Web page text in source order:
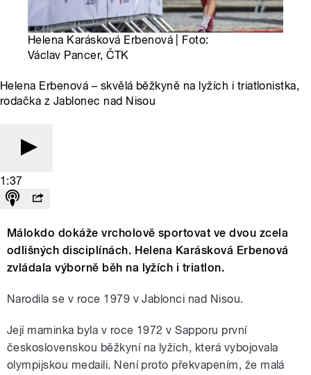
Helena Karásková Erbenová | Foto:
Václav Pancer, ČTK
Helena Erbenová – skvělá běžkyně na lyžích i triatlonistka,
rodačka z Jablonec nad Nisou
1:37
Málokdo dokáže vrcholově sportovat ve dvou zcela
odlišných disciplínách. Helena Karásková Erbenová
zvládala výborně běh na lyžích i triatlon.
Narodila se v roce 1979 v Jablonci nad Nisou.
Její maminka byla v roce 1972 v Sapporu první
československou běžkyní na lyžích, která vybojovala
olympijskou medaili. Není proto překvapením, že malá